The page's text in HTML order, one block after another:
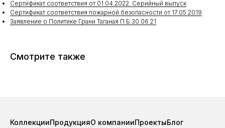
Сертификат соответствия от 01.04.2022. Серийный выпуск
Сертификат соответствия пожарной безопасности от 17.05.2019
Заявление о Политике Грани Таганая П Б 30.06.21
Смотрите также
КоллекцииПродукцияО компанииПроектыБлог